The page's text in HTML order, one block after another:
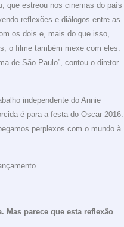
que estreou nos cinemas do país
reflexões e diálogos entre as
os dois e, mais do que isso,
o filme também mexe com eles.
de São Paulo”, contou o diretor
independente do Annie
é para a festa do Oscar 2016.
perplexos com o mundo à
Mas parece que esta reflexão